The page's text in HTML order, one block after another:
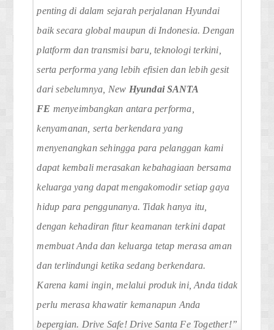
penting di dalam sejarah perjalanan Hyundai
baik secara global maupun di Indonesia. Dengan
platform dan transmisi baru, teknologi terkini,
serta performa yang lebih efisien dan lebih gesit
dari sebelumnya, New HyundaiSANTA
FE menyeimbangkan antara performa,
kenyamanan, serta berkendara yang
menyenangkan sehingga para pelanggan kami
dapat kembali merasakan kebahagiaan bersama
keluarga yang dapat mengakomodir setiap gaya
hidup para penggunanya. Tidak hanya itu,
dengan kehadiran fitur keamanan terkini dapat
membuat Anda dan keluarga tetap merasa aman
dan terlindungi ketika sedang berkendara.
Karena kami ingin, melalui produk ini, Anda tidak
perlu merasa khawatir kemanapun Anda
bepergian. Drive Safe! Drive Santa Fe Together!”